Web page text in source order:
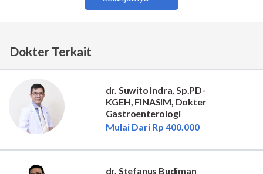
Dokter Terkait